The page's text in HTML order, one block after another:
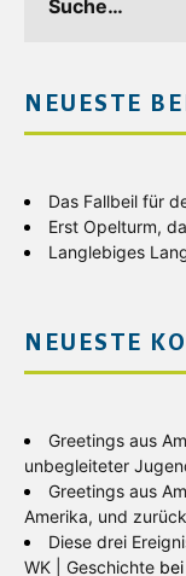
NEUESTE
Das Fallbeil für
Erst Opelturm,
Langlebiges
NEUESTE
Greetings aus
unbegleiteter
Greetings aus
Amerika, und
Diese drei
WK | Geschichte bei